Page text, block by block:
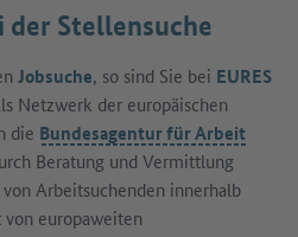
Stellensuche
Jobsuche, so sind Sie bei EURES
Netzwerk der europäischen
die Bundesagentur für Arbeit
Beratung und Vermittlung
Arbeitsuchenden innerhalb
von europaweiten